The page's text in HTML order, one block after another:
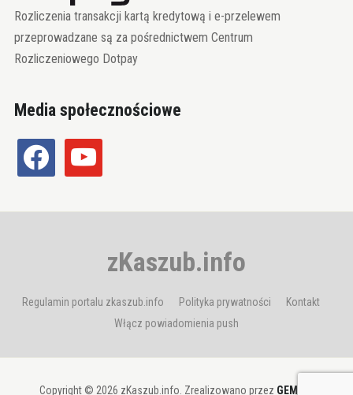
Rozliczenia transakcji kartą kredytową i e-przelewem
przeprowadzane są za pośrednictwem Centrum
Rozliczeniowego Dotpay
Media społecznościowe
facebook youtube
zKaszub.info
Regulamin portalu zkaszub.info Polityka prywatności
Kontakt
Włącz powiadomienia push
Copyright © 2026 zKaszub.info. Zrealizowano przez GEMBIT